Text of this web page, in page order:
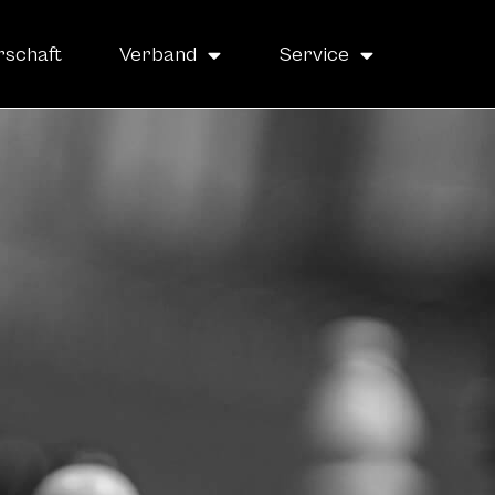
Verband Service